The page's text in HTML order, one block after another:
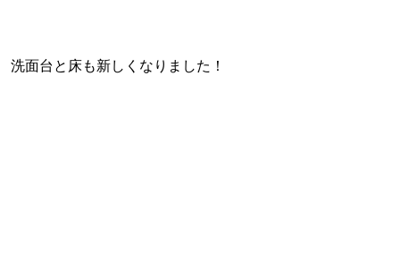
洗面台と床も新しくなりました！